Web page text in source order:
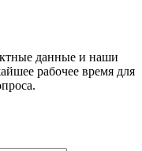
данные и наши
рабочее время для